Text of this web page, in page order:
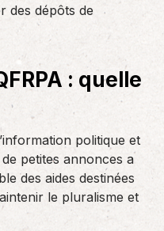
des dépôts de
: quelle
politique et
petites annonces a
des aides destinées
le pluralisme et